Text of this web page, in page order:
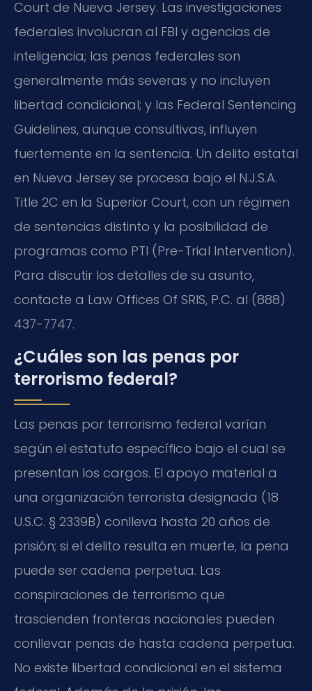
Court de Nueva Jersey. Las investigaciones
federales involucran al FBI y agencias de
inteligencia; las penas federales son
generalmente más severas y no incluyen
libertad condicional; y las Federal Sentencing
Guidelines, aunque consultivas, influyen
fuertemente en la sentencia. Un delito estatal
en Nueva Jersey se procesa bajo el N.J.S.A.
Title 2C en la Superior Court, con un régimen
de sentencias distinto y la posibilidad de
programas como PTI (Pre-Trial Intervention).
Para discutir los detalles de su asunto,
contacte a Law Offices Of SRIS, P.C. al (888)
437-7747.
¿Cuáles son las penas por
terrorismo federal?
Las penas por terrorismo federal varían
según el estatuto específico bajo el cual se
presentan los cargos. El apoyo material a
una organización terrorista designada (18
U.S.C. § 2339B) conlleva hasta 20 años de
prisión; si el delito resulta en muerte, la pena
puede ser cadena perpetua. Las
conspiraciones de terrorismo que
trascienden fronteras nacionales pueden
conllevar penas de hasta cadena perpetua.
No existe libertad condicional en el sistema